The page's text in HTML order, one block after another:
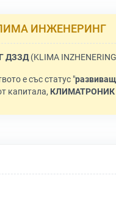
ИНЖЕНЕРИНГ
ДЗЗД(KLIMA
е със статус "
капитала, КЛИМАТРОНИК